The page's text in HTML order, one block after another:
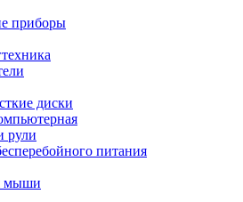
приборы
диски
рули
питания
мыши